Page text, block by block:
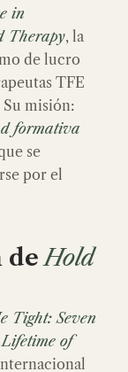
in
Therapy, la
de lucro
TFE
Su misión:
formativa
se
por el
deHold
Tight: Seven
of